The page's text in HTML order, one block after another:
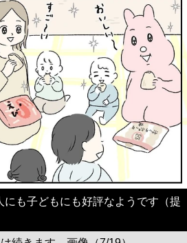
にも子どもにも好評なようです（提